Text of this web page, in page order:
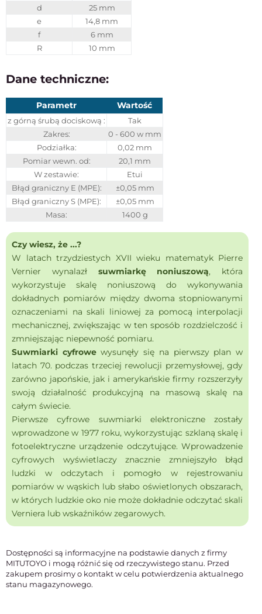
d
25 mm
e
14,8 mm
f
6 mm
R
10 mm
Dane techniczne:
Parametr Wartość
z górną śrubą dociskową :
Tak
Zakres:
0 - 600 w mm
Podziałka:
0,02 mm
Pomiar wewn. od:
20,1 mm
W zestawie:
Etui
Błąd graniczny E (MPE):
±0,05 mm
Błąd graniczny S (MPE):
±0,05 mm
Masa:
1400 g
Czy wiesz, że ...?
W latach trzydziestych XVII wieku matematyk Pierre
Vernier wynalazł suwmiarkę noniuszową, która
wykorzystuje skalę noniuszową do wykonywania
dokładnych pomiarów między dwoma stopniowanymi
oznaczeniami na skali liniowej za pomocą interpolacji
mechanicznej, zwiększając w ten sposób rozdzielczość i
zmniejszając niepewność pomiaru.
Suwmiarki cyfrowewysunęły się na pierwszy plan w
latach 70. podczas trzeciej rewolucji przemysłowej, gdy
zarówno japońskie, jak i amerykańskie firmy rozszerzyły
swoją działalność produkcyjną na masową skalę na
całym świecie.
Pierwsze cyfrowe suwmiarki elektroniczne zostały
wprowadzone w 1977 roku, wykorzystując szklaną skalę i
fotoelektryczne urządzenie odczytujące. Wprowadzenie
cyfrowych wyświetlaczy znacznie zmniejszyło błąd
ludzki w odczytach i pomogło w rejestrowaniu
pomiarów w wąskich lub słabo oświetlonych obszarach,
w których ludzkie oko nie może dokładnie odczytać skali
Verniera lub wskaźników zegarowych.
Dostępności są informacyjne na podstawie danych z firmy
MITUTOYO i mogą różnić się od rzeczywistego stanu. Przed
zakupem prosimy o kontakt w celu potwierdzenia aktualnego
stanu magazynowego.